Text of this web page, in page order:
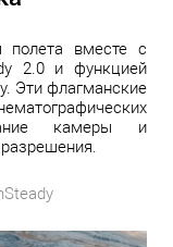
полета вместе с
2.0 и функцией
Эти флагманские
камеры и